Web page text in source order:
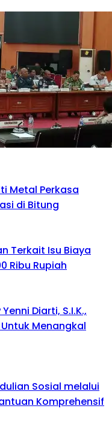
Metal Perkasa
di Bitung
Terkait Isu Biaya
Ribu Rupiah
Diarti, S.I.K.,
Menangkal
Sosial melalui
Komprehensif